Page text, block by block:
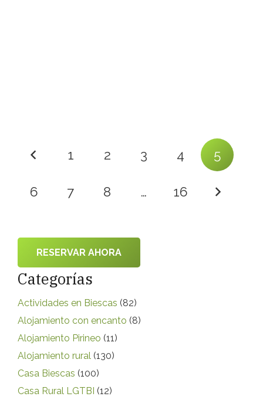
1 2 3 4 5
6 7 8 … 16
RESERVAR AHORA
Categorías
Actividades en Biescas (82)
Alojamiento con encanto (8)
Alojamiento Pirineo (11)
Alojamiento rural (130)
Casa Biescas (100)
Casa Rural LGTBI (12)